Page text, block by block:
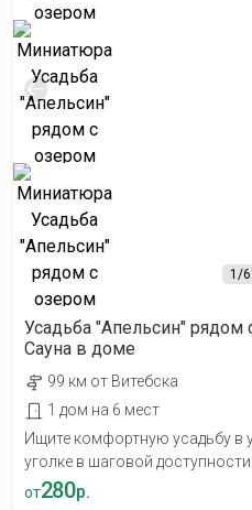
1/
Усадьба "Апельсин" рядом
Сауна в доме
99 км от Витебска
1 дом на 6 мест
Ищите комфортную усадьбу в
уголке в шаговой доступности
от280р.